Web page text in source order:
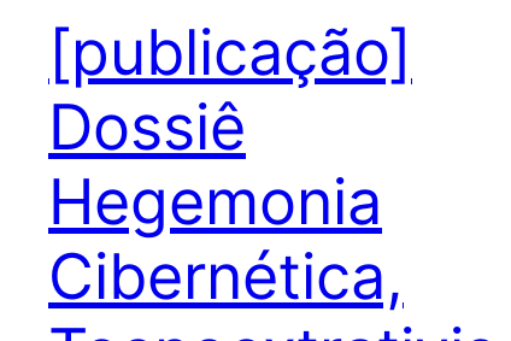
[publicação]
Dossiê
Hegemonia
Cibernética,